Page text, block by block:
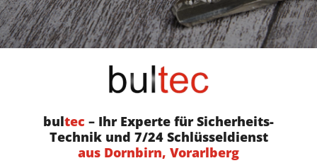
bultec – Ihr Experte für Sicherheits-
Technik und 7/24 Schlüsseldienst
aus Dornbirn, Vorarlberg